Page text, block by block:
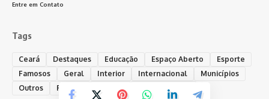
Entre em Contato
Tags
Ceará Destaques Educação Espaço Aberto
Esporte
Famosos
Geral Interior Internacional
Municípios
Outros
Policial Política Ponto Político